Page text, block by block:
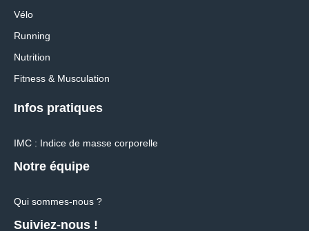
Vélo
Running
Nutrition
Fitness & Musculation
Infos pratiques
IMC : Indice de masse corporelle
Notre équipe
Qui sommes-nous ?
Suiviez-nous !